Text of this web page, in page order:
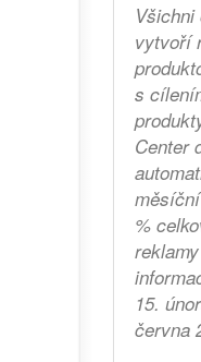
vytvoří
s
Center
%
15.
června